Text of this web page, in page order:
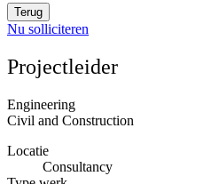
Terug
Nu solliciteren
Projectleider
Engineering
Civil and Construction
Locatie
Consultancy